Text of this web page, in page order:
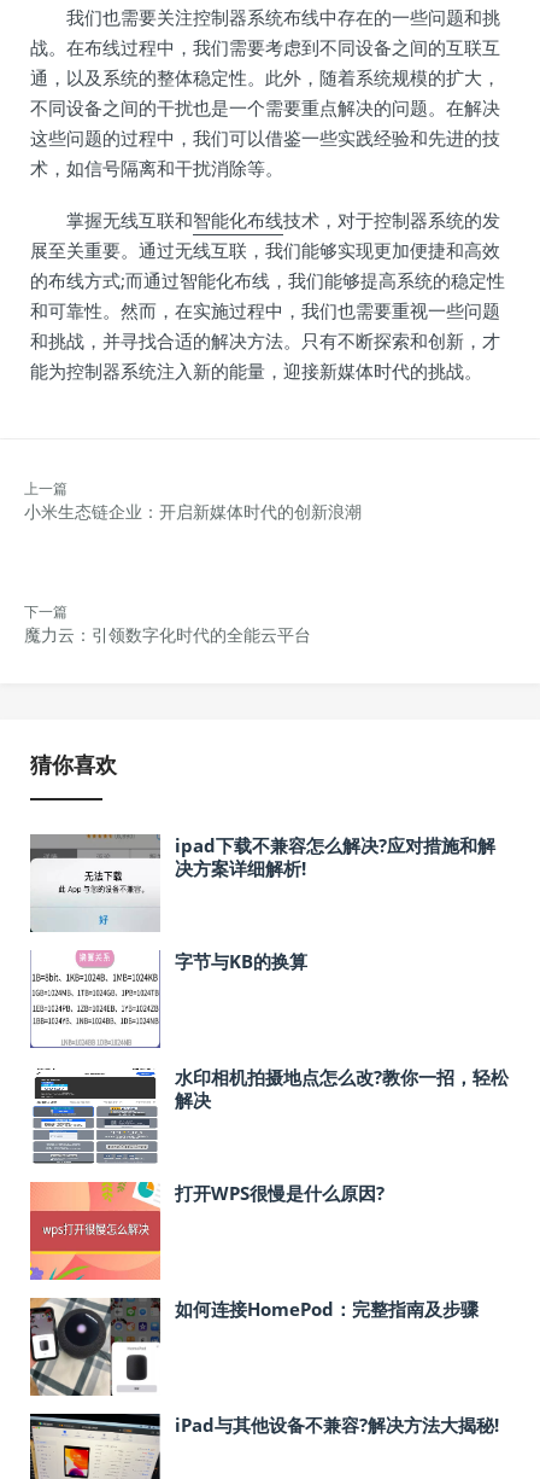
我们也需要关注控制器系统布线中存在的一些问题和挑
战。在布线过程中，我们需要考虑到不同设备之间的互联互
通，以及系统的整体稳定性。此外，随着系统规模的扩大，
不同设备之间的干扰也是一个需要重点解决的问题。在解决
这些问题的过程中，我们可以借鉴一些实践经验和先进的技
术，如信号隔离和干扰消除等。
掌握无线互联和智能化布线技术，对于控制器系统的发
展至关重要。通过无线互联，我们能够实现更加便捷和高效
的布线方式;而通过智能化布线，我们能够提高系统的稳定性
和可靠性。然而，在实施过程中，我们也需要重视一些问题
和挑战，并寻找合适的解决方法。只有不断探索和创新，才
能为控制器系统注入新的能量，迎接新媒体时代的挑战。
上一篇
小米生态链企业：开启新媒体时代的创新浪潮
下一篇
魔力云：引领数字化时代的全能云平台
猜你喜欢
ipad下载不兼容怎么解决?应对措施和解
决方案详细解析!
字节与KB的换算
水印相机拍摄地点怎么改?教你一招，轻松
解决
打开WPS很慢是什么原因?
如何连接HomePod：完整指南及步骤
iPad与其他设备不兼容?解决方法大揭秘!